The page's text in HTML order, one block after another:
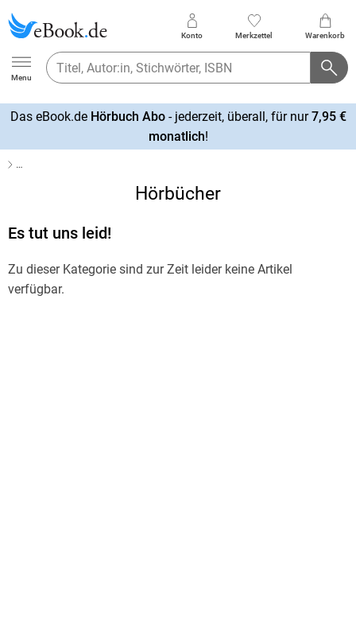
Ebook.de
Menu
Konto Merkzettel Warenkorb
Das eBook.de Hörbuch Abo- jederzeit, überall, für nur7,95 €
monatlich!
…
Hörbücher
Es tut uns leid!
Zu dieser Kategorie sind zur Zeit leider keine Artikel
verfügbar.